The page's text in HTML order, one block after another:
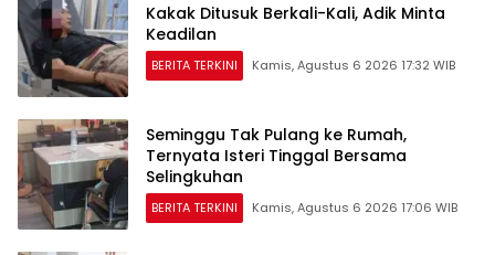
Kakak Ditusuk Berkali-Kali, Adik Minta
Keadilan
BERITA TERKINI Kamis, Agustus 6 2026 17:32 WIB
Seminggu Tak Pulang ke Rumah,
Ternyata Isteri Tinggal Bersama
Selingkuhan
BERITA TERKINI Kamis, Agustus 6 2026 17:06 WIB